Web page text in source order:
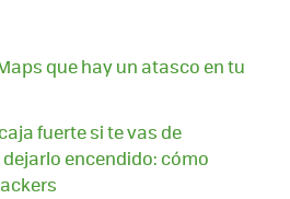
que hay un atasco en tu
fuerte si te vas de
encendido: cómo